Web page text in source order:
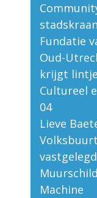
stadskraan
Fundatie
Oud-
krijgt lintje
Cultureel
04
Lieve
Machine